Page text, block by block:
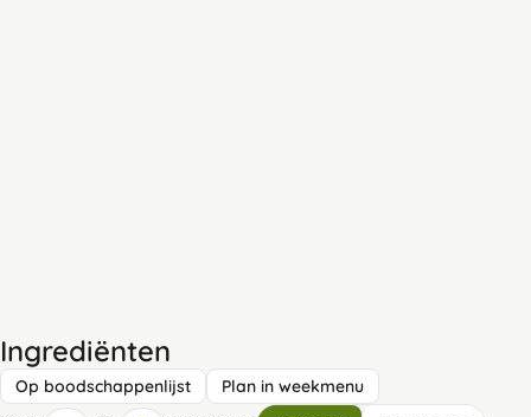
Ingrediënten
Op boodschappenlijst Plan in weekmenu